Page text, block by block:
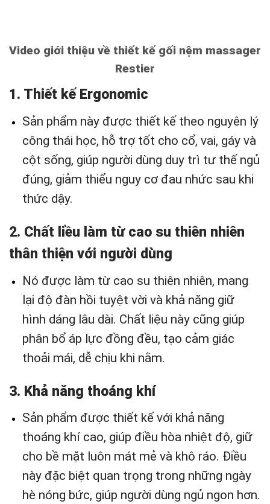
Video giới thiệu về thiết kế gối nệm massager
Restier
1. Thiết kế Ergonomic
Sản phẩm này được thiết kế theo nguyên lý
công thái học, hỗ trợ tốt cho cổ, vai, gáy và
cột sống, giúp người dùng duy trì tư thế ngủ
đúng, giảm thiểu nguy cơ đau nhức sau khi
thức dậy.
2. Chất liều làm từ cao su thiên nhiên
thân thiện với người dùng
Nó được làm từ cao su thiên nhiên, mang
lại độ đàn hồi tuyệt vời và khả năng giữ
hình dáng lâu dài. Chất liệu này cũng giúp
phân bổ áp lực đồng đều, tạo cảm giác
thoải mái, dễ chịu khi nằm.
3. Khả năng thoáng khí
Sản phẩm được thiết kế với khả năng
thoáng khí cao, giúp điều hòa nhiệt độ, giữ
cho bề mặt luôn mát mẻ và khô ráo. Điều
này đặc biệt quan trọng trong những ngày
hè nóng bức, giúp người dùng ngủ ngon hơn.